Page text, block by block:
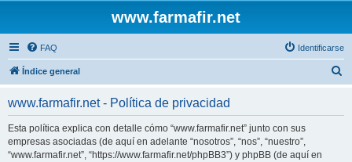
www.farmafir.net
FAQ Identificarse
Índice general
www.farmafir.net - Política de privacidad
Esta política explica con detalle cómo “www.farmafir.net” junto con sus
empresas asociadas (de aquí en adelante “nosotros”, “nos”, “nuestro”,
“www.farmafir.net”, “https://www.farmafir.net/phpBB3”) y phpBB (de aquí en